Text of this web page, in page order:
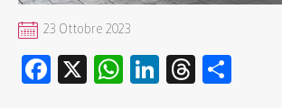
23 Ottobre 2023
Facebook
X WhatsApp
LinkedIn
Threads